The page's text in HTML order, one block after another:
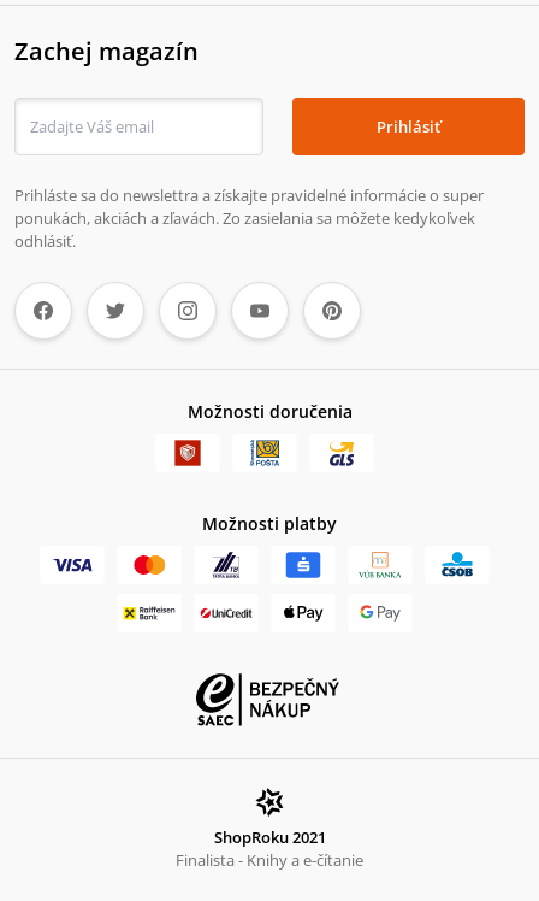
Zachej magazín
Prihlásiť
Prihláste sa do newslettra a získajte pravidelné informácie o super
ponukách, akciách a zľavách. Zo zasielania sa môžete kedykoľvek
odhlásiť.
Možnosti doručenia
Možnosti platby
ShopRoku 2021
Finalista - Knihy a e-čítanie